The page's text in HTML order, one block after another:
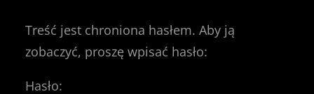
Treść jest chroniona hasłem. Aby ją
zobaczyć, proszę wpisać hasło:
Hasło: